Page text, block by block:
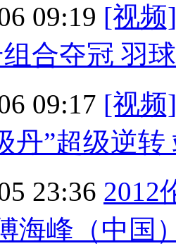
09:19 [视频
合夺冠 羽
09:17 [视频
丹”超级逆转
23:36 2012
海峰（中国